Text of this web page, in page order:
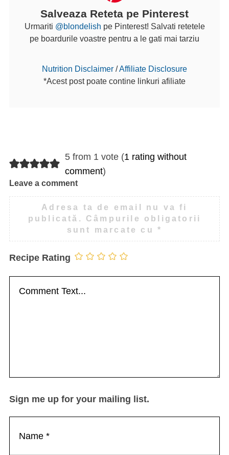
Salveaza Reteta pe Pinterest
Urmariti @blondelish pe Pinterest! Salvati retetele
pe boardurile voastre pentru a le gati mai tarziu
Nutrition Disclaimer /Affiliate Disclosure
*Acest post poate contine linkuri afiliate
5 from 1 vote (1 rating without
comment)
Leave a comment
Adresa ta de email nu va fi
publicată.
Câmpurile obligatorii
sunt marcate cu *
Recipe Rating
Sign me up for your mailing list.